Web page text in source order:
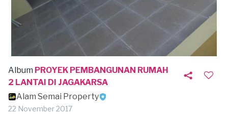
Album PROYEK PEMBANGUNAN RUMAH
2 LANTAI DI JAGAKARSA
Alam Semai Property
22 November 2017